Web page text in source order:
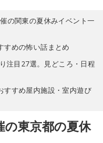
の関東の夏休みイベント一
すめの怖い話まとめ
注目27選。見どころ・日程
すすめ屋内施設・室内遊び
の東京都の夏休